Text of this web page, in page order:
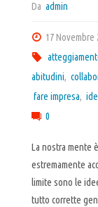
Da admin
17 Novembre
abitudini,
fare impresa,
0
La nostra mente
estremamente
limite sono le
tutto corrette